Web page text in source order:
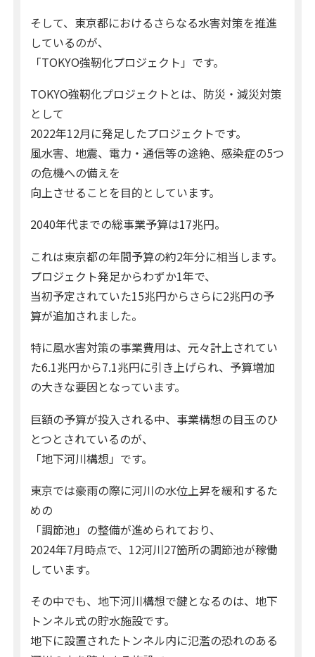
そして、東京都におけるさらなる水害対策を推進
しているのが、
「TOKYO強靭化プロジェクト」です。
TOKYO強靭化プロジェクトとは、防災・減災対策
として
2022年12月に発足したプロジェクトです。
風水害、地震、電力・通信等の途絶、感染症の5つ
の危機への備えを
向上させることを目的としています。
2040年代までの総事業予算は17兆円。
これは東京都の年間予算の約2年分に相当します。
プロジェクト発足からわずか1年で、
当初予定されていた15兆円からさらに2兆円の予
算が追加されました。
特に風水害対策の事業費用は、元々計上されてい
た6.1兆円から7.1兆円に引き上げられ、予算増加
の大きな要因となっています。
巨額の予算が投入される中、事業構想の目玉のひ
とつとされているのが、
「地下河川構想」です。
東京では豪雨の際に河川の水位上昇を緩和するた
めの
「調節池」の整備が進められており、
2024年7月時点で、12河川27箇所の調節池が稼働
しています。
その中でも、地下河川構想で鍵となるのは、地下
トンネル式の貯水施設です。
地下に設置されたトンネル内に氾濫の恐れのある